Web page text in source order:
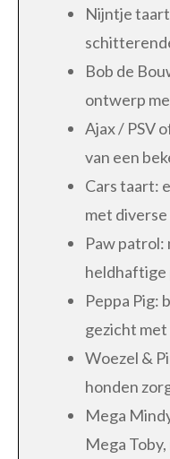
Nijntje
Bob de
ontwerp
Ajax / PSV
van een
Cars taart:
met diverse
Paw patrol:
heldhaftige
Peppa Pig:
gezicht
Woezel &
honden
Mega
Mega